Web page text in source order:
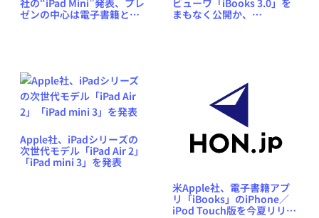
ゼンの中心は電子書籍と電
まもなく公開か、
Apple社、iPadシリーズの
次世代モデル「iPad Air 2」
「iPad mini 3」を発表
米Apple社、電子書籍アプ
リ「iBooks」のiPhone／
iPod Touch版を今夏リリー